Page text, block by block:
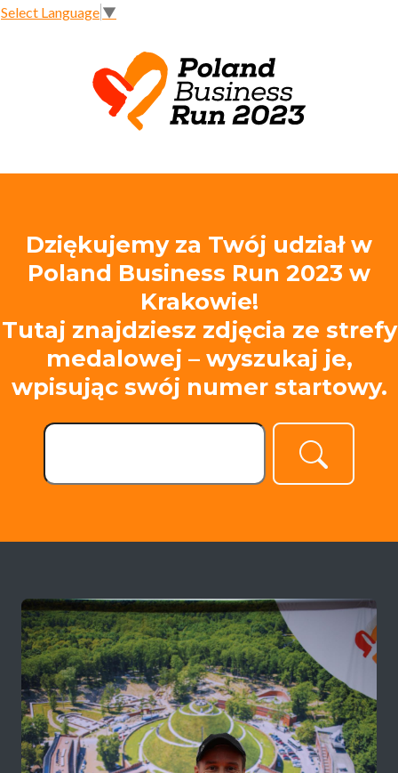
Select Language ▼
Dziękujemy za Twój udział w
Poland Business Run 2023 w
Krakowie!
Tutaj znajdziesz zdjęcia ze strefy
medalowej – wyszukaj je,
wpisując swój numer startowy.